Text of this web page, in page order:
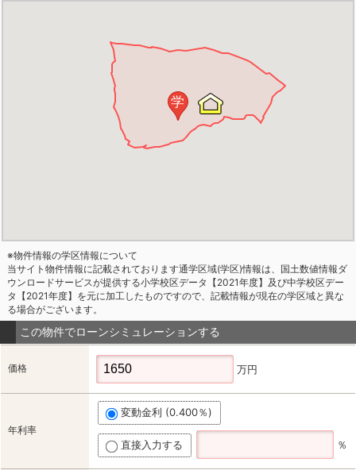
学
※物件情報の学区情報について
当サイト物件情報に記載されております通学区域(学区)情報は、国土数値情報ダ
ウンロードサービスが提供する小学校区データ【2021年度】及び中学校区デー
タ【2021年度】を元に加工したものですので、記載情報が現在の学区域と異な
る場合がございます。
この物件でローンシミュレーションする
価格 万円
年利率
変動金利 (0.400％)
直接入力する ％